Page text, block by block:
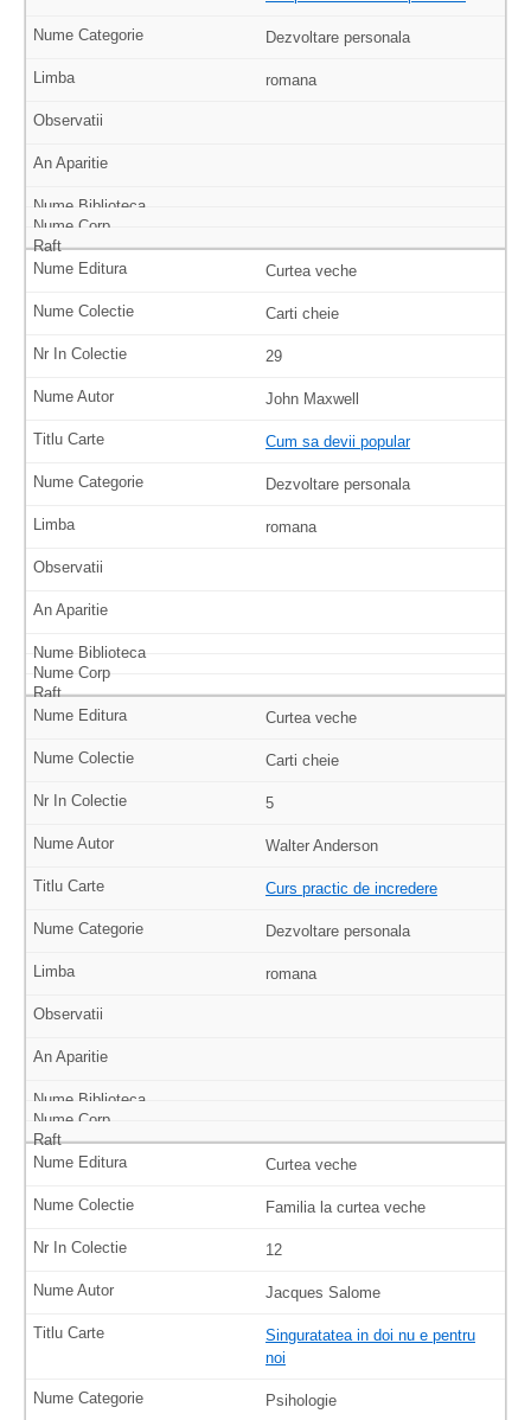
Dezvoltare personala
romana
Curtea veche
Carti cheie
29
John Maxwell
Cum sa devii popular
Dezvoltare personala
romana
Curtea veche
Carti cheie
5
Walter Anderson
Curs practic de incredere
Dezvoltare personala
romana
Curtea veche
Familia la curtea veche
12
Jacques Salome
Singuratatea in doi nu e pentru
noi
Psihologie